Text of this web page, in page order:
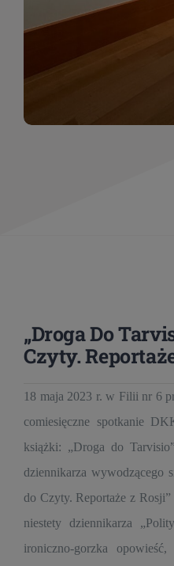
wspominania i
„Droga Do
Czyty.
18 maja 2023 r. w Filii nr 6
comiesięczne spotkanie
książki: „Droga do
dziennikarza wywodzącego
do Czyty. Reportaże z
niestety dziennikarza
ironiczno-gorzka